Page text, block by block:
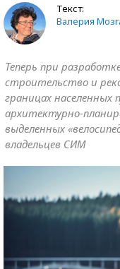
Текст:
Валерия
Теперь при
строительство и
границах населенных
архитектурно-
выделенных
владельцев СИМ